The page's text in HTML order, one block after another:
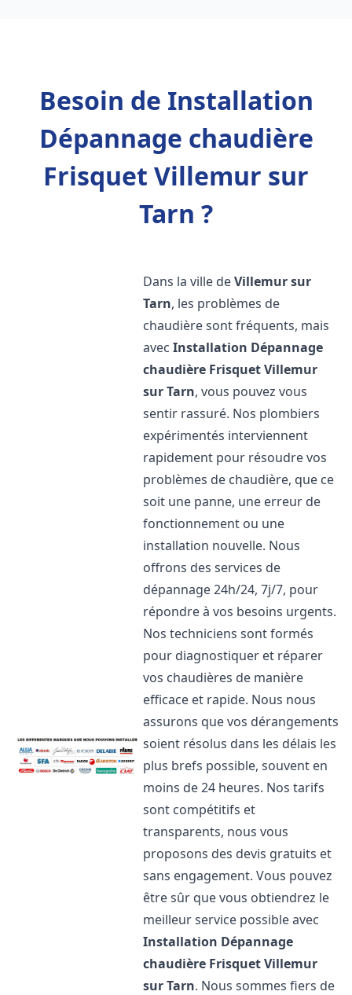
Besoin de Installation
Dépannage chaudière
Frisquet Villemur sur
Tarn ?
Dans la ville deVillemur sur
Tarn, les problèmes de
chaudière sont fréquents, mais
avecInstallation Dépannage
chaudière FrisquetVillemur
sur Tarn, vous pouvez vous
sentir rassuré. Nos plombiers
expérimentés interviennent
rapidement pour résoudre vos
problèmes de chaudière, que ce
soit une panne, une erreur de
fonctionnement ou une
installation nouvelle. Nous
offrons des services de
dépannage 24h/24, 7j/7, pour
répondre à vos besoins urgents.
Nos techniciens sont formés
pour diagnostiquer et réparer
vos chaudières de manière
efficace et rapide. Nous nous
assurons que vos dérangements
soient résolus dans les délais les
plus brefs possible, souvent en
moins de 24 heures. Nos tarifs
sont compétitifs et
transparents, nous vous
proposons des devis gratuits et
sans engagement. Vous pouvez
être sûr que vous obtiendrez le
meilleur service possible avec
Installation Dépannage
chaudière FrisquetVillemur
sur Tarn. Nous sommes fiers de